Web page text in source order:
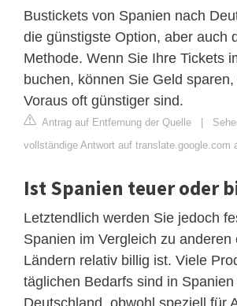
Bustickets von Spanien nach
die günstigste Option, aber auch
Methode. Wenn Sie Ihre Tickets
buchen, können Sie Geld
Voraus oft günstiger sind.
Antrag auf Entfernung der Quelle |
vollständige Antwort auf translate.google.com
Ist Spanien teuer oder
Letztendlich werden Sie jedoch
Spanien im Vergleich zu anderen
Ländern relativ billig ist. Viele
täglichen Bedarfs sind in
Deutschland, obwohl speziell für